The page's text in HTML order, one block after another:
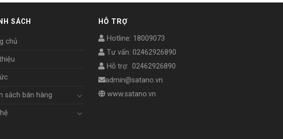
SÁCH
chủ
sách bán hàng
HỖ TRỢ
Hotline: 18009073
Tư vấn: 02462926890
Hỗ trợ: 02462926890
admin@satano.vn
www.satano.vn